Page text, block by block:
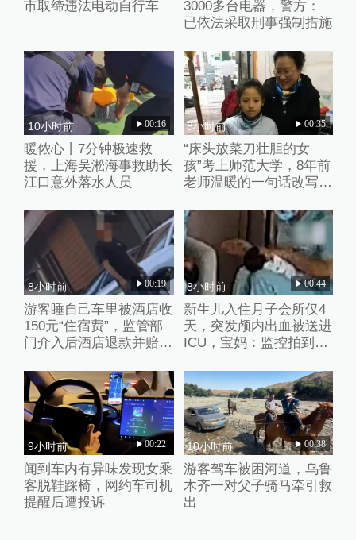
市取缔违法电动自行车
3000多台电器，警方：
已依法采取刑事强制措施
10小时前 00:16
暖侬心丨7分钟极速救
援，上海吴淞海事救助长
江口意外落水人员
8小时前 00:35
“床头放菜刀壮胆的女
孩”考上师范大学，8年前
老师温暖的一句话改写了
8小时前 00:19
游客睡自己车里被酒店收
150元“住宿费”，监管部
门介入后酒店退款并赔偿
8小时前 00:44
新生儿入住月子会所仅4
天，突发颅内出血被送进
ICU，宝妈：监控拍到护
9小时前 00:22
闻到车内有异味发现女乘
客脱鞋踩椅，网约车司机
提醒后遭投诉
10小时前 00:38
游客驾车被困河道，乌鲁
木齐一对父子骑马牵引救
出